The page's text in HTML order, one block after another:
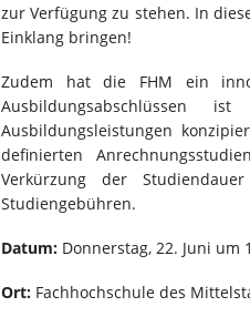
zur Verfügung zu stehen. In
Einklang bringen!
Zudem hat die FHM ein
Ausbildungsabschlüssen
Ausbildungsleistungen
definierten
Verkürzung der
Studiengebühren.
Datum: Donnerstag, 22. Juni um
Ort: Fachhochschule des